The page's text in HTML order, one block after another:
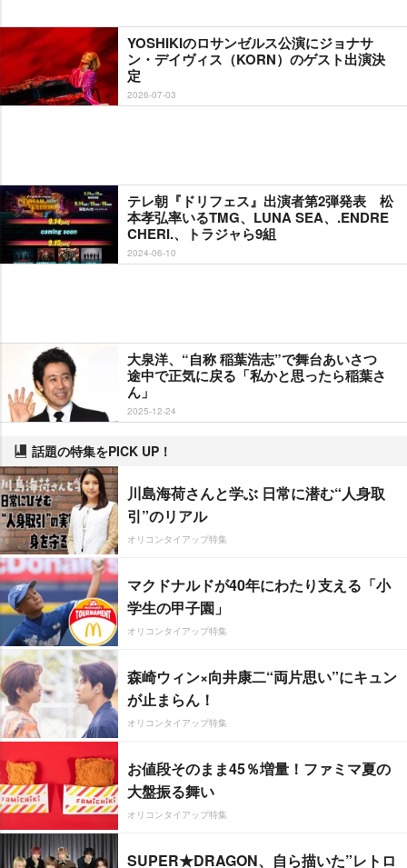
YOSHIKIのロサンゼルス公演にジョナサ
ン・デイヴィス（KORN）のゲスト出演決
定
2026-07-03
テレ朝『ドリフェス』出演者第2弾発表 松
本孝弘率いるTMG、LUNA SEA、.ENDRE
CHERI.、トラジャら9組
2024-06-10
大泉洋、“自称 稲葉浩志”で舞台あいさつ
途中で正気に戻る「私かと思ったら稲葉さ
ん」
2025-12-24
話題の特集をPICK UP！
川島海荷さんと学ぶ 日常に潜む“人身取
引”のリアル
オリコンタイアップ特集
マクドナルドが40年にわたり支える「小
学生の甲子園」
オリコンタイアップ特集
森崎ウィン×向井康二“両片思い”にキュン
が止まらん！
オリコンタイアップ特集
お値段そのまま45％増量！ファミマ夏の
大盤振る舞い
オリコンタイアップ特集
SUPER★DRAGON、自ら描いた”レトロ